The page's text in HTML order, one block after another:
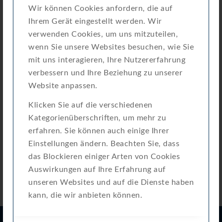
Wir können Cookies anfordern, die auf
Ihrem Gerät eingestellt werden. Wir
verwenden Cookies, um uns mitzuteilen,
wenn Sie unsere Websites besuchen, wie Sie
mit uns interagieren, Ihre Nutzererfahrung
verbessern und Ihre Beziehung zu unserer
Website anpassen.
Klicken Sie auf die verschiedenen
Kategorienüberschriften, um mehr zu
erfahren. Sie können auch einige Ihrer
Einstellungen ändern. Beachten Sie, dass
das Blockieren einiger Arten von Cookies
Auswirkungen auf Ihre Erfahrung auf
unseren Websites und auf die Dienste haben
kann, die wir anbieten können.
Zuletzt aktualisiert 20. März 2025
Attached Files
KTW-BWGL-Eigenerklaerung_DE-20-
MI001-PTB001_MT-OZM-signed.pdf